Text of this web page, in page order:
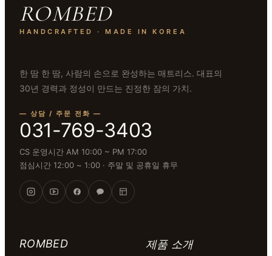
ROMBED
HANDCRAFTED · MADE IN KOREA
한 땀 한 땀, 사람의 손으로 완성하는 매트리스. 대표의
30년 경력과 정성이 만드는 진정한 잠의 가치.
— 상담 / 주문 전화 —
031-769-3403
CS 운영시간 AM 10:00 ~ PM 17:00
점심시간 12:00 ~ 1:00 · 주말 및 공휴일 휴무
ROMBED 제품 소개